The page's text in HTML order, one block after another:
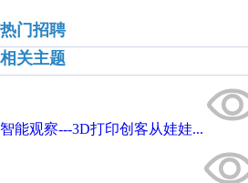
热门招聘
相关主题
智能观察---3D打印创客从娃娃...